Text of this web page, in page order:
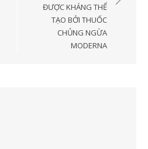
ĐƯỢC KHÁNG THỂ
TẠO BỞI THUỐC
CHỦNG NGỪA
MODERNA